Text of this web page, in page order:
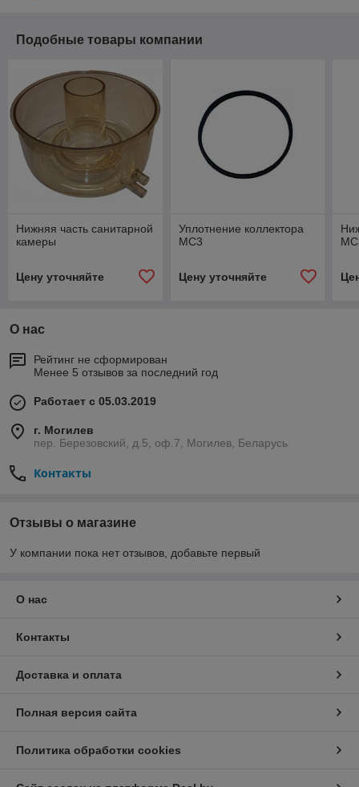
Подобные товары компании
Нижняя часть санитарной
камеры
Цену уточняйте
Уплотнение коллектора
МС3
Цену уточняйте
О нас
Рейтинг не сформирован
Менее 5 отзывов за последний год
Работает с 05.03.2019
г. Могилев
пер. Березовский, д.5, оф.7, Могилев, Беларусь
Контакты
Отзывы о магазине
У компании пока нет отзывов, добавьте первый
О нас
Контакты
Доставка и оплата
Полная версия сайта
Политика обработки cookies